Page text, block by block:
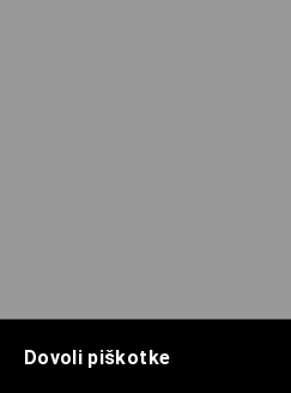
Dovoli piškotke